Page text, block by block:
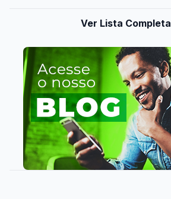
Ver Lista Completa